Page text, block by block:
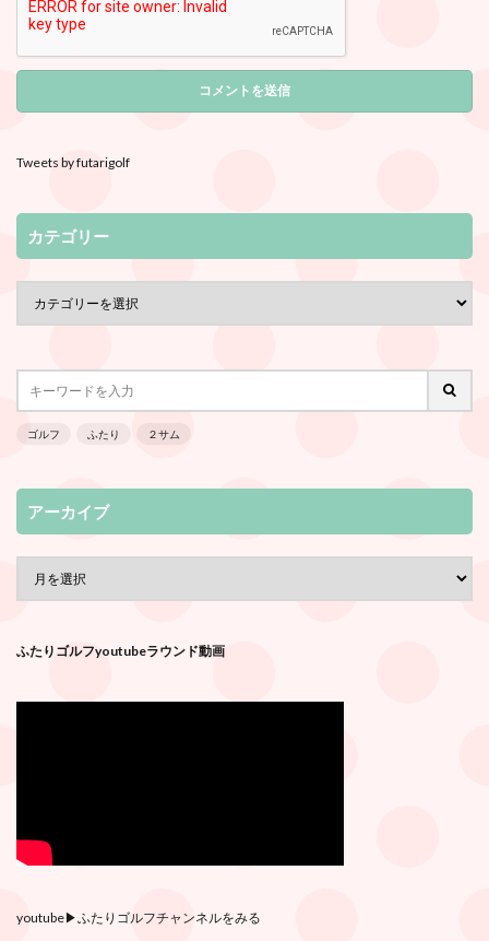
Tweets by futarigolf
カテゴリー
ゴルフ ふたり ２サム
アーカイブ
ふたりゴルフyoutubeラウンド動画
youtube▶︎ふたりゴルフチャンネルをみる